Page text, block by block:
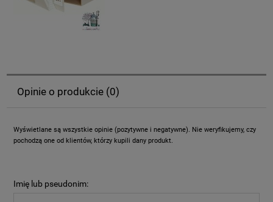
Opinie o produkcie (0)
Wyświetlane są wszystkie opinie (pozytywne i negatywne). Nie weryfikujemy, czy
pochodzą one od klientów, którzy kupili dany produkt.
Imię lub pseudonim: